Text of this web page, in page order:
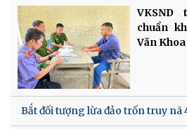
chuẩn
Văn
Bắt đối tượng lừa đảo trốn truy nã